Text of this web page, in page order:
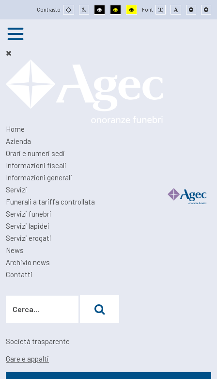
Contrasto
ModalitàModalitàAlto
Alto
AltoFont
Font
Font
Home
Azienda
Orari e numeri sedi
Informazioni fiscali
Informazioni generali
Servizi
Funerali a tariffa controllata
Servizi funebri
Servizi lapidei
Servizi erogati
News
Archivio news
Contatti
Società trasparente
Gare e appalti